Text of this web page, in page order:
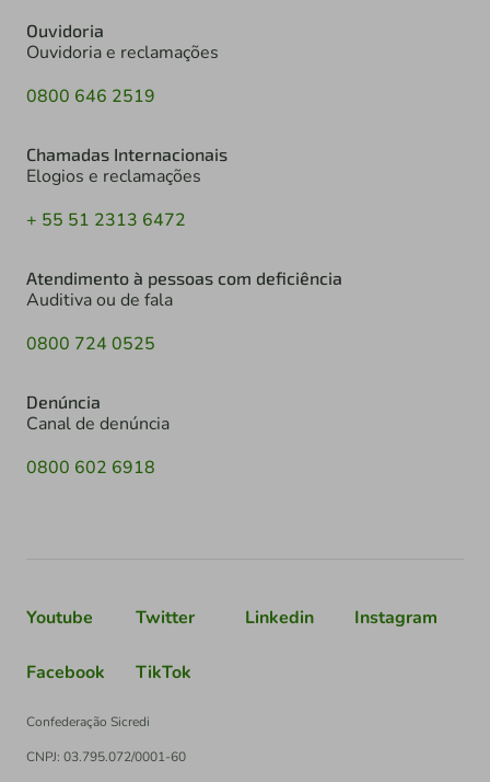
Ouvidoria
Ouvidoria e reclamações
0800 646 2519
Chamadas Internacionais
Elogios e reclamações
+ 55 51 2313 6472
Atendimento à pessoas com deficiência
Auditiva ou de fala
0800 724 0525
Denúncia
Canal de denúncia
0800 602 6918
Youtube Twitter Linkedin Instagram
Facebook TikTok
Confederação Sicredi
CNPJ: 03.795.072/0001-60